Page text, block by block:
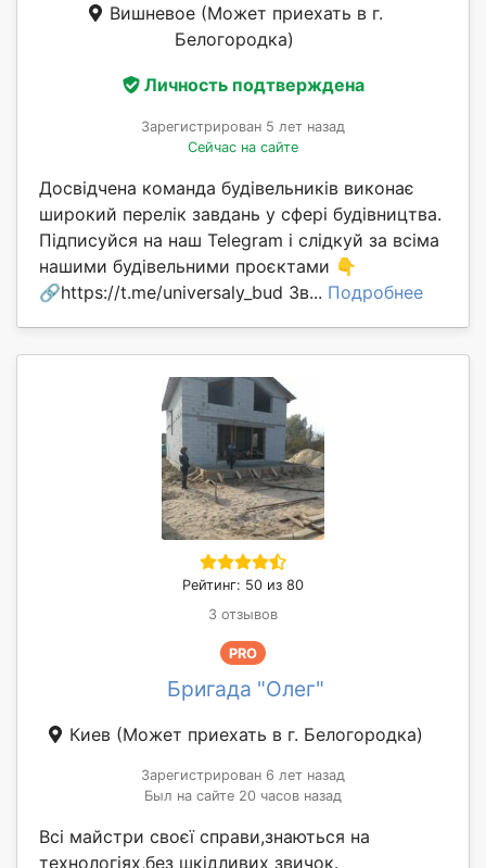
Вишневое (Может приехать в г.
Белогородка)
Личность подтверждена
Зарегистрирован 5 лет назад
Сейчас на сайте
Досвідчена команда будівельників виконає
широкий перелік завдань у сфері будівництва.
Підписуйся на наш Telegram і слідкуй за всіма
нашими будівельними проєктами 👇
🔗https://t.me/universaly_bud Зв... Подробнее
Рейтинг: 50 из 80
3 отзывов
PRO
Бригада "Олег"
Киев (Может приехать в г. Белогородка)
Зарегистрирован 6 лет назад
Был на сайте 20 часов назад
Всі майстри своєї справи,знаються на
технологіях,без шкідливих звичок.